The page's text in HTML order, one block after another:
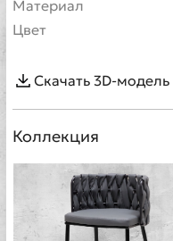
Материал
Цвет
Скачать 3D-модель
Коллекция